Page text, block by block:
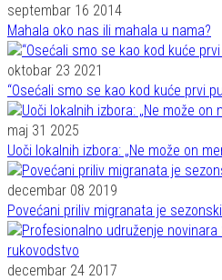
septembar 16 2014
Mahala oko nas ili mahala u nama?
oktobar 23 2021
“Osećali smo se kao kod kuće prvi
maj 31 2025
Uoči lokalnih izbora: „Ne može on
decembar 08 2019
Povećani priliv migranata je sezonski
decembar 24 2017